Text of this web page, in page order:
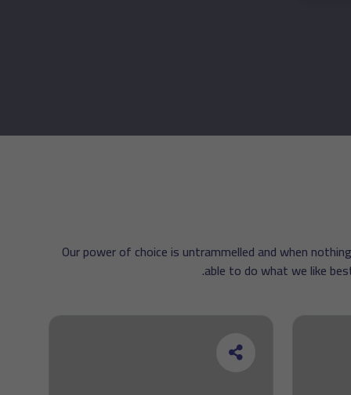
Our power of choice is untrammelled and when
able to do what we like